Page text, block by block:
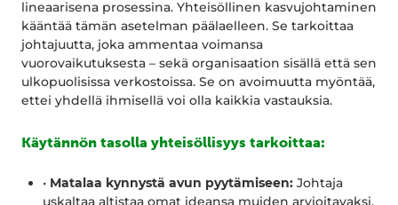
lineaarisena prosessina. Yhteisöllinen kasvujohtaminen
kääntää tämän asetelman päälaelleen. Se tarkoittaa
johtajuutta, joka ammentaa voimansa
vuorovaikutuksesta – sekä organisaation sisällä että sen
ulkopuolisissa verkostoissa. Se on avoimuutta myöntää,
ettei yhdellä ihmisellä voi olla kaikkia vastauksia.
Käytännön tasolla yhteisöllisyys tarkoittaa:
• Matalaa kynnystä avun pyytämiseen: Johtaja
uskaltaa altistaa omat ideansa muiden arvioitavaksi.